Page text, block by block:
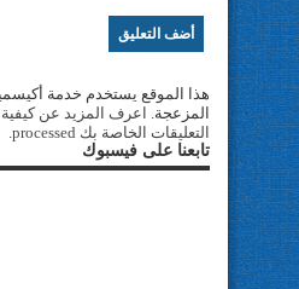
هذا الموقع يستخدم خدمة
المزعجة. اعرف المزيد عن كيفية
التعليقات الخاصة بك processed
.
تابعنا على فيسبوك